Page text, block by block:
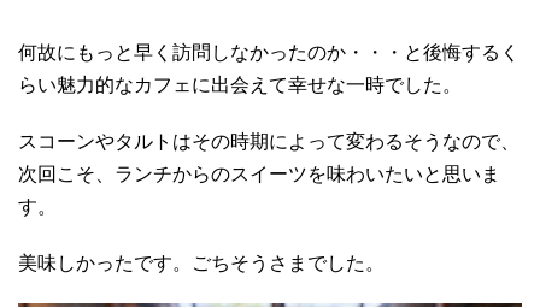
何故にもっと早く訪問しなかったのか・・・と後悔するく
らい魅力的なカフェに出会えて幸せな一時でした。
スコーンやタルトはその時期によって変わるそうなので、
次回こそ、ランチからのスイーツを味わいたいと思いま
す。
美味しかったです。ごちそうさまでした。